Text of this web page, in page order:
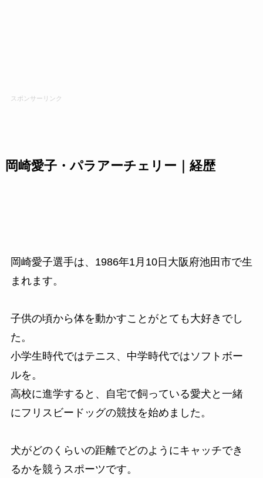
スポンサーリンク
岡崎愛子・パラアーチェリー｜経歴
岡崎愛子選手は、1986年1月10日大阪府池田市で生
まれます。
子供の頃から体を動かすことがとても大好きでし
た。
小学生時代ではテニス、中学時代ではソフトボー
ルを。
高校に進学すると、自宅で飼っている愛犬と一緒
にフリスビードッグの競技を始めました。
犬がどのくらいの距離でどのようにキャッチでき
るかを競うスポーツです。